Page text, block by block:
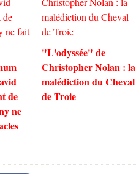
de
ne
"L'odyssée" de
Christopher Nolan : la
malédiction du Cheval
de Troie